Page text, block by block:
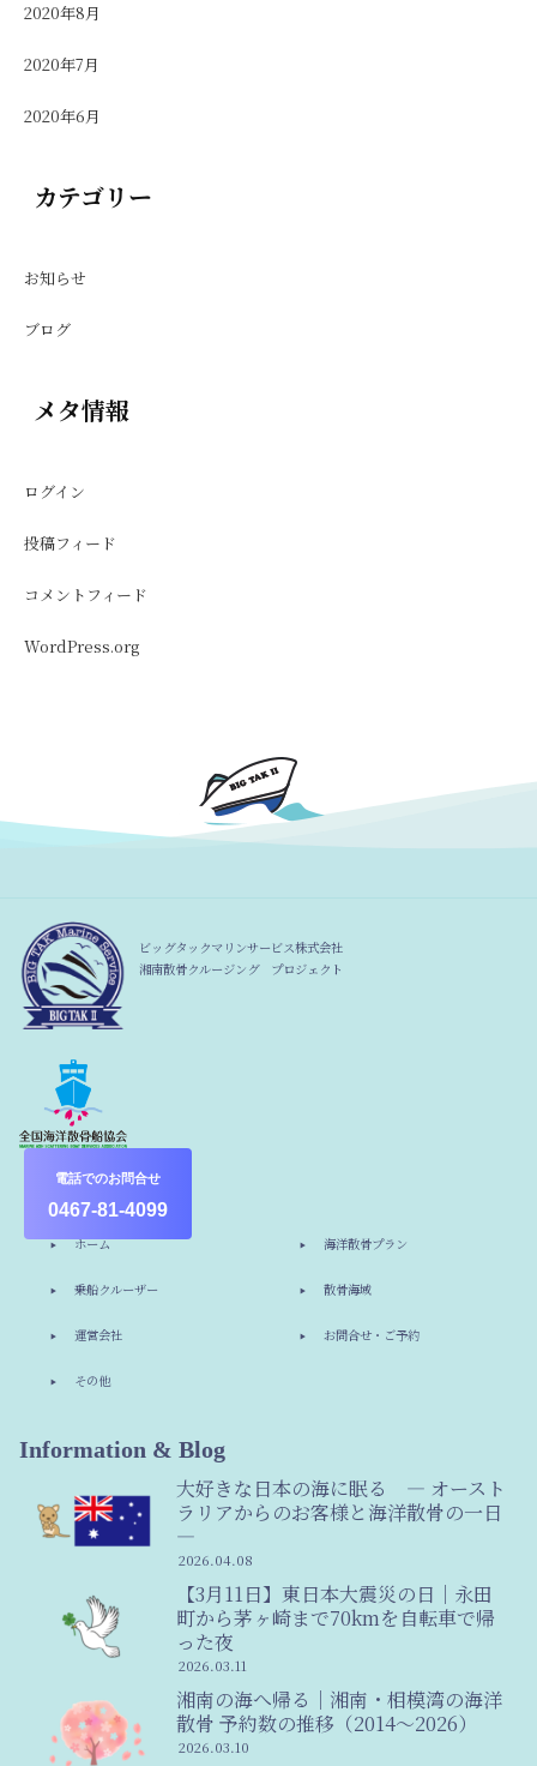
電話でのお問合せ
0467-81-4099
2020年8月
2020年7月
2020年6月
カテゴリー
お知らせ
ブログ
メタ情報
ログイン
投稿フィード
コメントフィード
WordPress.org
ビッグタックマリンサービス株式会社
湘南散骨クルージング プロジェクト
ホーム 海洋散骨プラン
乗船クルーザー 散骨海域
運営会社 お問合せ・ご予約
その他
Information & Blog
大好きな日本の海に眠る ― オースト
ラリアからのお客様と海洋散骨の一日
―
2026.04.08
【3月11日】東日本大震災の日｜永田
町から茅ヶ崎まで70kmを自転車で帰
った夜
2026.03.11
湘南の海へ帰る｜湘南・相模湾の海洋
散骨 予約数の推移（2014〜2026）
2026.03.10